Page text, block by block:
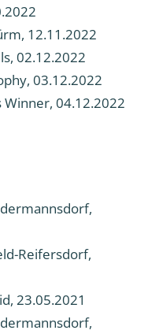
12.11.2022
02.12.2022
03.12.2022
Winner, 04.12.2022
Reifersdorf,
23.05.2021